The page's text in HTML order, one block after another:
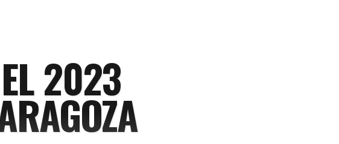
2023